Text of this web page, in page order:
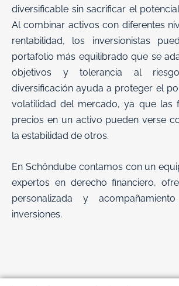
diversificable sin sacrificar el
Al combinar activos con diferentes
rentabilidad, los inversionistas
portafolio más equilibrado que se
objetivos y tolerancia al
diversificación ayuda a proteger el
volatilidad del mercado, ya que las
precios en un activo pueden verse
la estabilidad de otros.
En Schöndube contamos con un
expertos en derecho financiero,
personalizada y
inversiones.